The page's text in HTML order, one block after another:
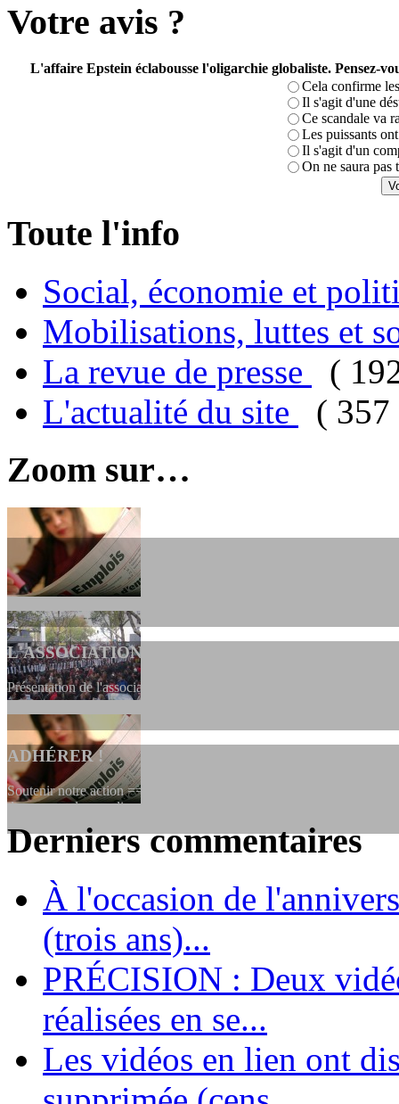
Votre avis ?
L'affaire Epstein éclabousse l'oligarchie globaliste. Pensez-
Cela confirme
Il s'agit d'une
Ce scandale va
Les puissants
Il s'agit d'un
On ne saura pas
Toute l'info
Social, économie et
Mobilisations, luttes et
La revue de presse
(
L'actualité du site
( 357
Zoom sur…
L'ASSOCIATION
Présentation de l'association et de sa charte qui encadre nos actions
ADHÉRER !
Soutenir notre action ==> Si vous souhaitez adhérer à
dessous, en le remplissant et en...
En 2004, une dizaine de personnes contribuèrent au lancement de
dernières années. L'aventure se pou...
Derniers commentaires
À l'occasion de
(trois ans)...
PRÉCISION : Deux
réalisées en se...
Les vidéos en lien ont